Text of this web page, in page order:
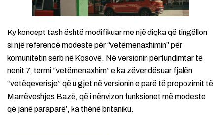
Ky koncept tash është modifikuar me një diçka që tingëllon
si një referencë modeste për “vetëmenaxhimin” për
komunitetin serb në Kosovë. Në versionin përfundimtar të
nenit 7, termi “vetëmenaxhim” e ka zëvendësuar fjalën
“vetëqeverisje” që u gjet në versionin e parë të propozimit të
Marrëveshjes Bazë, që i nënvizon funksionet më modeste
që janë paraparë’, ka thënë britaniku.